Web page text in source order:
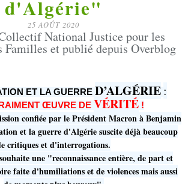
d'Algérie"
25 AOÛT 2020
National Justice pour les
Familles et publié depuis Overblog
ET LA GUERRE D’ALGÉRIE :
ŒUVRE DE VÉRITÉ!
confiée par le Président Macron à Benjamin
et la guerre d'Algérie suscite déjà beaucoup
critiques et d'interrogations.
une "reconnaissance entière, de part et
faite d'humiliations et de violences mais aussi